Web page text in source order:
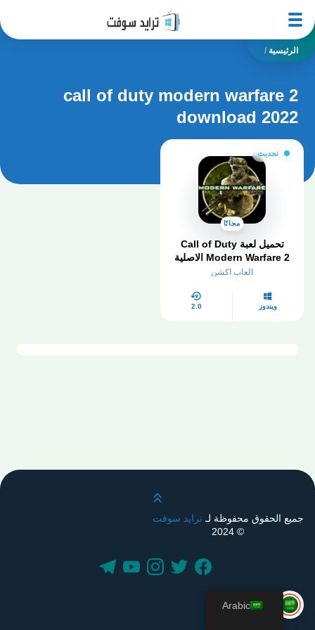
الرئيسية /
call of duty modern warfare 2
download 2022
تحديث
مجانًا
تحميل لعبة Call of Duty
Modern Warfare 2 الاصلية
للكمبيوتر
العاب اكشن
ويندوز 2.0
قم بالتمرير لأعلى
جميع الحقوق محفوظة لـترايد سوفت
© 2024
Arabic